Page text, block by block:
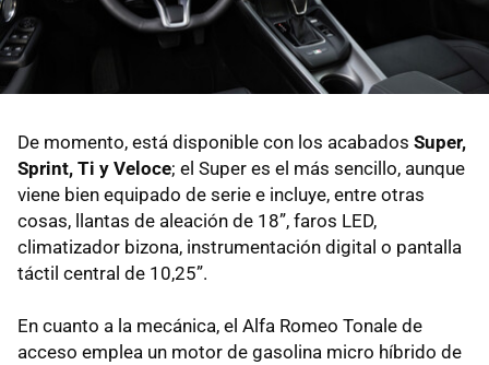
De momento, está disponible con los acabados Super,
Sprint, Ti y Veloce; el Super es el más sencillo, aunque
viene bien equipado de serie e incluye, entre otras
cosas, llantas de aleación de 18”, faros LED,
climatizador bizona, instrumentación digital o pantalla
táctil central de 10,25”.
En cuanto a la mecánica, el Alfa Romeo Tonale de
acceso emplea un motor de gasolina micro híbrido de